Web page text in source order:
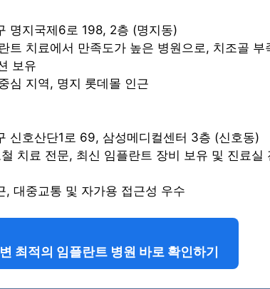
명지국제6로 198, 2층 (명지동)
트 치료에서 만족도가 높은 병원으로, 치조골 부
보유
심 지역, 명지 롯데몰 인근
신호산단1로 69, 삼성메디컬센터 3층 (신호동)
치료 전문, 최신 임플란트 장비 보유 및 진료실
대중교통 및 자가용 접근성 우수
최적의 임플란트 병원 바로 확인하기